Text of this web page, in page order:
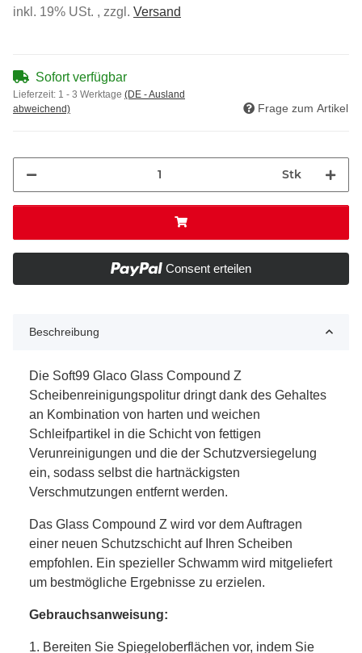
inkl. 19% USt. , zzgl. Versand
Sofort verfügbar
Lieferzeit: 1 - 3 Werktage (DE - Ausland
abweichend)
Frage zum Artikel
Stk
Consent erteilen
Beschreibung
Die Soft99 Glaco Glass Compound Z
Scheibenreinigungspolitur dringt dank des Gehaltes
an Kombination von harten und weichen
Schleifpartikel in die Schicht von fettigen
Verunreinigungen und die der Schutzversiegelung
ein, sodass selbst die hartnäckigsten
Verschmutzungen entfernt werden.
Das Glass Compound Z wird vor dem Auftragen
einer neuen Schutzschicht auf Ihren Scheiben
empfohlen. Ein spezieller Schwamm wird mitgeliefert
um bestmögliche Ergebnisse zu erzielen.
Gebrauchsanweisung:
1. Bereiten Sie Spiegeloberflächen vor, indem Sie